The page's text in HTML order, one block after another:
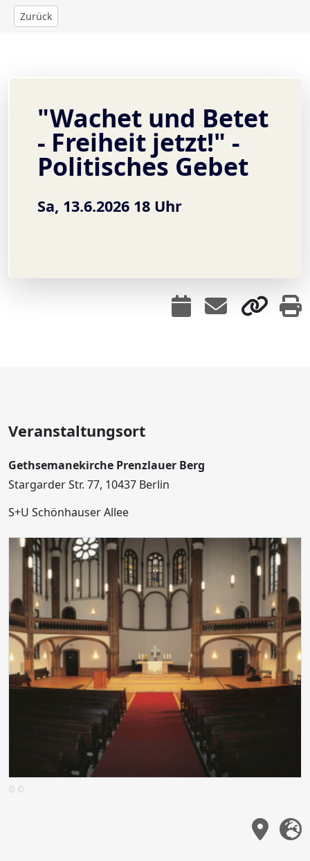
Zurück
"Wachet und Betet
- Freiheit jetzt!" -
Politisches Gebet
Sa, 13.6.2026 18 Uhr
Veranstaltungsort
Gethsemanekirche Prenzlauer Berg
Stargarder Str. 77, 10437 Berlin
S+U Schönhauser Allee
© ©